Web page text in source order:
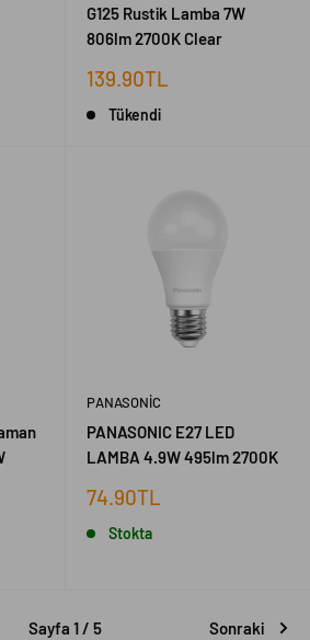
G125 Rustik Lamba 7W
806lm 2700K Clear
İndirimli
139.90TL
Tükendi
PANASONIC
PANASONIC E27 LED
LAMBA 4.9W 495lm 2700K
İndirimli
74.90TL
Stokta
Sayfa 1 / 5 Sonraki